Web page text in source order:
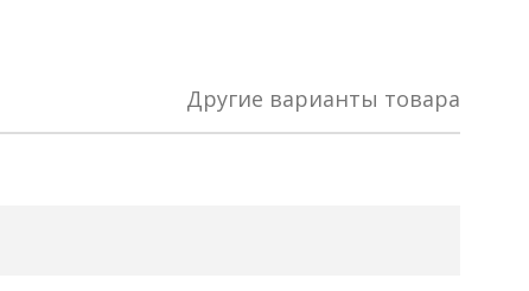
Другие варианты товара